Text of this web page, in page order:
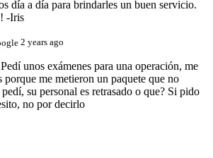
día a día para brindarles un buen servicio.
-Iris
2 years ago
Pedí unos exámenes para una operación, me
me metieron un paquete que no
su personal es retrasado o que? Si pido
no por decirlo